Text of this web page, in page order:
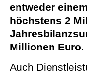
entweder
höchstens 2
Millionen Euro.
Auch